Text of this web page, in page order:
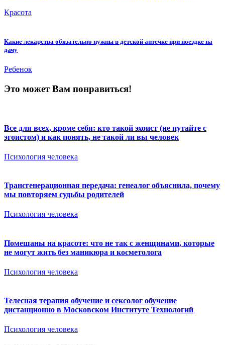
Красота
Какие лекарства обязательно нужны в детской аптечке при поездке на
дачу
Ребенок
Это может Вам понравиться!
Все для всех, кроме себя: кто такой эхоист (не путайте с
эгоистом) и как понять, не такой ли вы человек
Психология человека
Трансгенерационная передача: генеалог объяснила, почему
мы повторяем судьбы родителей
Психология человека
Помешаны на красоте: что не так с женщинами, которые
не могут жить без маникюра и косметолога
Психология человека
Телесная терапия обучение и сексолог обучение
дистанционно в Московском Институте Технологий
Психология человека